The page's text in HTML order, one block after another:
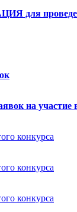
на участие
конкурса
конкурса
конкурса